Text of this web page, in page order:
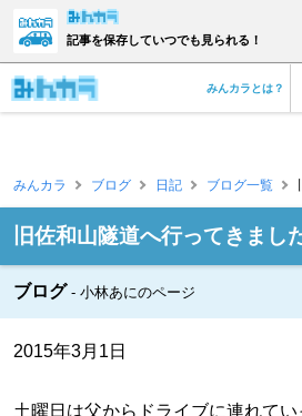
記事を保存していつでも見られる！
みんカラとは？
みんカラ ブログ 日記 ブログ一覧
旧佐和山隧道へ行ってきまし
ブログ 小林あにのページ
2015年3月1日
土曜日は父からドライブに連れて